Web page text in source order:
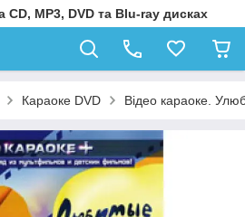
MP3, DVD та Blu-ray дисках
Караоке DVD Відео караоке.